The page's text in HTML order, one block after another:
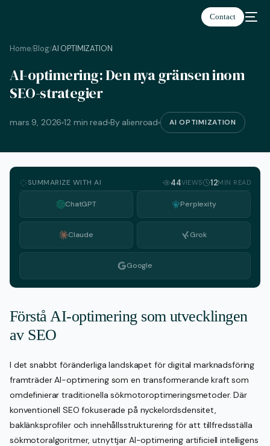
Contact
Home/Blog/AI OPTIMIZATION
AI-optimering: Den nya gränsen inom
SEO-strategier
mars 9, 2026 12 min read By alienroad AI OPTIMIZATION
SUMMARIZE WITH AI 44VIEWS 12MIN READ
ChatGPT Perplexity
Claude Grok
Google
Förstå AI-optimering som utvecklingen
av SEO
I det snabbt föränderliga landskapet för digital marknadsföring
framträder AI-optimering som en transformerande kraft som
omdefinierar traditionella sökmotoroptimeringsmetoder. Där
konventionell SEO fokuserade på nyckelordsdensitet,
baklänksprofiler och innehållsstrukturering för att tillfredsställa
sökmotoralgoritmer, utnyttjar AI-optimering artificiell intelligens
Svenska